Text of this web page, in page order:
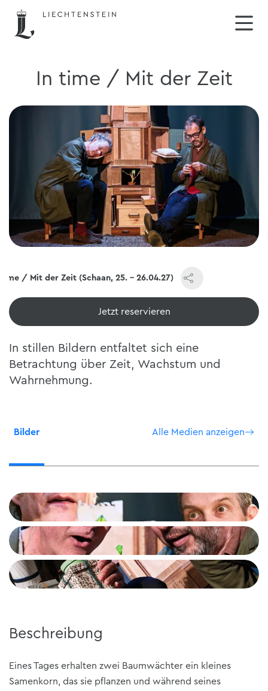
In time / Mit der Zeit
/ Mit der Zeit (Schaan, 25. - 26.04.27)
Jetzt reservieren
In stillen Bildern entfaltet sich eine
Betrachtung über Zeit, Wachstum und
Wahrnehmung.
Bilder Alle Medien anzeigen
Beschreibung
Eines Tages erhalten zwei Baumwächter ein kleines
Samenkorn, das sie pflanzen und während seines